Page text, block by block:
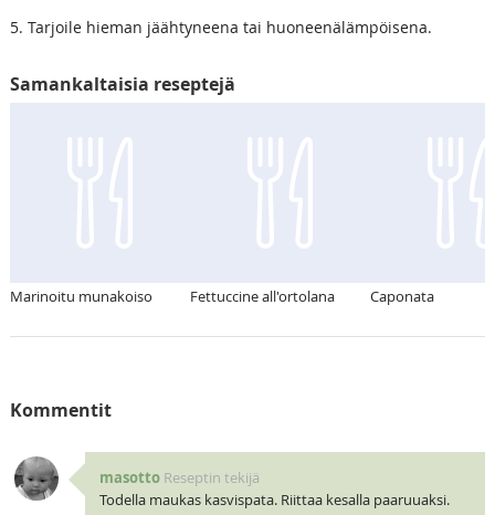
5. Tarjoile hieman jäähtyneena tai huoneenälämpöisena.
Samankaltaisia reseptejä
Marinoitu munakoiso Fettuccine all'ortolana Caponata
Kommentit
masotto Reseptin tekijä
Todella maukas kasvispata. Riittaa kesalla paaruuaksi.